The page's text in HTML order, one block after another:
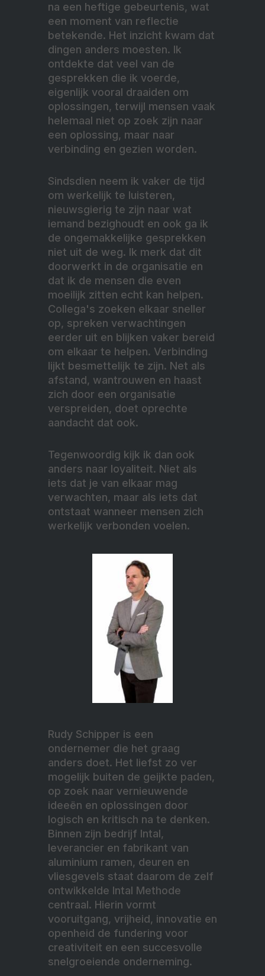
na een heftige gebeurtenis, wat
een moment van reflectie
betekende. Het inzicht kwam dat
dingen anders moesten. Ik
ontdekte dat veel van de
gesprekken die ik voerde,
eigenlijk vooral draaiden om
oplossingen, terwijl mensen vaak
helemaal niet op zoek zijn naar
een oplossing, maar naar
verbinding en gezien worden.
Sindsdien neem ik vaker de tijd
om werkelijk te luisteren,
nieuwsgierig te zijn naar wat
iemand bezighoudt en ook ga ik
de ongemakkelijke gesprekken
niet uit de weg. Ik merk dat dit
doorwerkt in de organisatie en
dat ik de mensen die even
moeilijk zitten echt kan helpen.
Collega's zoeken elkaar sneller
op, spreken verwachtingen
eerder uit en blijken vaker bereid
om elkaar te helpen. Verbinding
lijkt besmettelijk te zijn. Net als
afstand, wantrouwen en haast
zich door een organisatie
verspreiden, doet oprechte
aandacht dat ook.
Tegenwoordig kijk ik dan ook
anders naar loyaliteit. Niet als
iets dat je van elkaar mag
verwachten, maar als iets dat
ontstaat wanneer mensen zich
werkelijk verbonden voelen.
Rudy Schipper is een
ondernemer die het graag
anders doet. Het liefst zo ver
mogelijk buiten de geijkte paden,
op zoek naar vernieuwende
ideeën en oplossingen door
logisch en kritisch na te denken.
Binnen zijn bedrijf Intal,
leverancier en fabrikant van
aluminium ramen, deuren en
vliesgevels staat daarom de zelf
ontwikkelde Intal Methode
centraal. Hierin vormt
vooruitgang, vrijheid, innovatie en
openheid de fundering voor
creativiteit en een succesvolle
snelgroeiende onderneming.